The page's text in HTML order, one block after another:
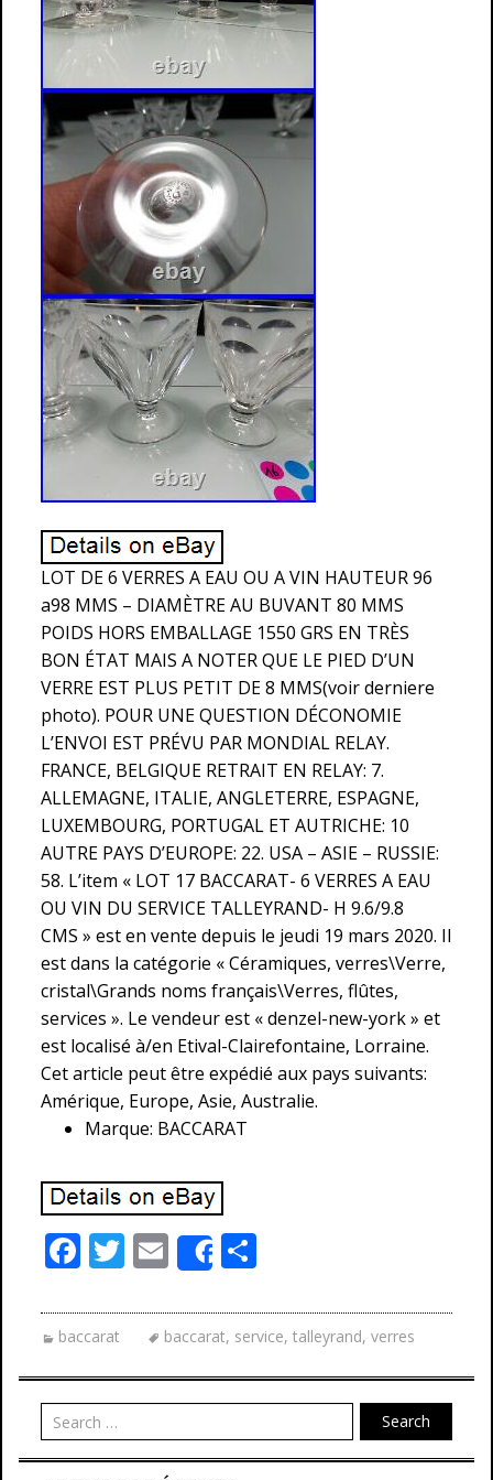
LOT DE 6 VERRES A EAU OU A VIN HAUTEUR 96
a98 MMS – DIAMÈTRE AU BUVANT 80 MMS
POIDS HORS EMBALLAGE 1550 GRS EN TRÈS
BON ÉTAT MAIS A NOTER QUE LE PIED D’UN
VERRE EST PLUS PETIT DE 8 MMS(voir derniere
photo). POUR UNE QUESTION DÉCONOMIE
L’ENVOI EST PRÉVU PAR MONDIAL RELAY.
FRANCE, BELGIQUE RETRAIT EN RELAY: 7.
ALLEMAGNE, ITALIE, ANGLETERRE, ESPAGNE,
LUXEMBOURG, PORTUGAL ET AUTRICHE: 10
AUTRE PAYS D’EUROPE: 22. USA – ASIE – RUSSIE:
58. L’item « LOT 17 BACCARAT- 6 VERRES A EAU
OU VIN DU SERVICE TALLEYRAND- H 9.6/9.8
CMS » est en vente depuis le jeudi 19 mars 2020. Il
est dans la catégorie « Céramiques, verres\Verre,
cristal\Grands noms français\Verres, flûtes,
services ». Le vendeur est « denzel-new-york » et
est localisé à/en Etival-Clairefontaine, Lorraine.
Cet article peut être expédié aux pays suivants:
Amérique, Europe, Asie, Australie.
Marque: BACCARAT
F
e
b
o
o
k
T
itt
er
E
m
ai
l
Share
ta
g
er
baccarat baccarat, service, talleyrand, verres
Search